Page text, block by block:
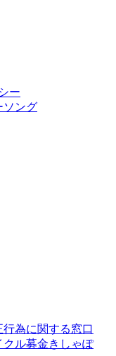
ー
ソング
為に関する窓口
ル募金きしゃぽ